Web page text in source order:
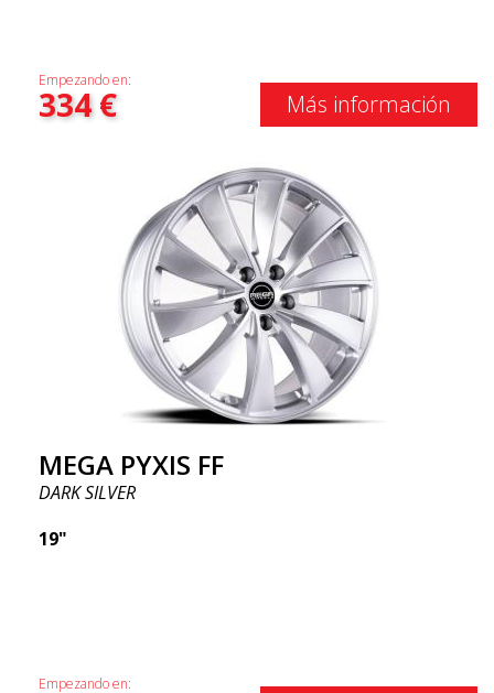
Empezando en:
334€ Más información
MEGA PYXIS FF
DARK SILVER
19"
Empezando en: